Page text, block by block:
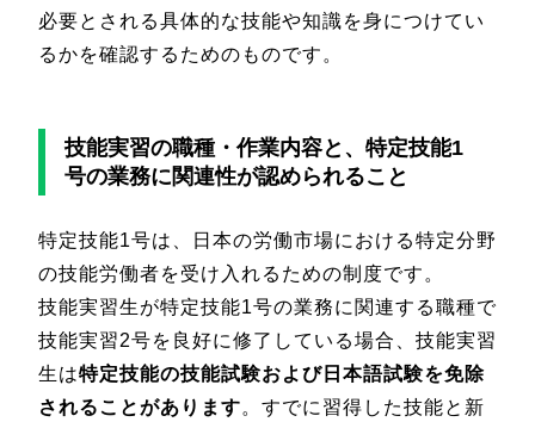
必要とされる具体的な技能や知識を身につけてい
るかを確認するためのものです。
技能実習の職種・作業内容と、特定技能1
号の業務に関連性が認められること
特定技能1号は、日本の労働市場における特定分野
の技能労働者を受け入れるための制度です。
技能実習生が特定技能1号の業務に関連する職種で
技能実習2号を良好に修了している場合、技能実習
生は特定技能の技能試験および日本語試験を免除
されることがあります。すでに習得した技能と新